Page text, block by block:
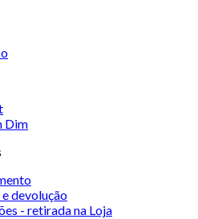
Dim
devolução
- retirada na Loja